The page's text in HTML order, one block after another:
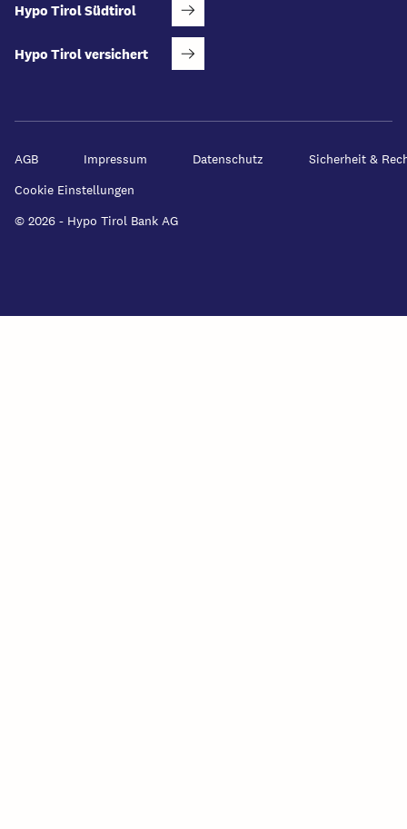
Hypo Tirol Südtirol
Hypo Tirol versichert
AGB Impressum Datenschutz
Sicherheit &
Cookie Einstellungen
© 2026 - Hypo Tirol Bank AG